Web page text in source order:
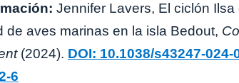
Jennifer Lavers, El ciclón
de aves marinas en la isla Bedout,
(2024). DOI: 10.1038/s43247-024-
6